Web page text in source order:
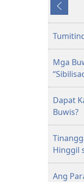
Nauna
Mga
Dapat
Buwis?
Hinggil
Ang